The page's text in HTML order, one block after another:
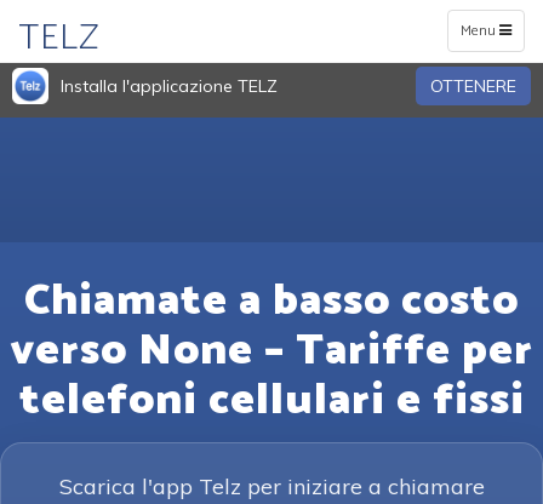
Toggle
navigation
Menu
TELZ
Installa l'applicazione TELZ OTTENERE
Chiamate a basso costo
verso None – Tariffe per
telefoni cellulari e fissi
Scarica l'app Telz per iniziare a chiamare